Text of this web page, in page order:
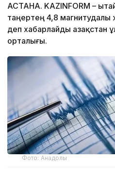
АСТАНА. KAZINFORM –
таңертең 4,8 магнитудалы
деп хабарлайды Қазақстан
орталығы.
Фото: Анадолы